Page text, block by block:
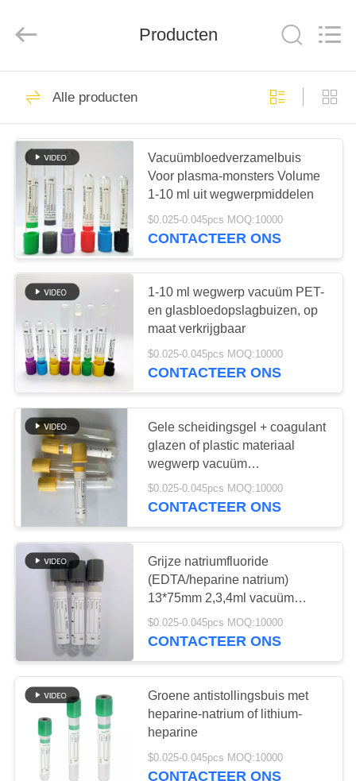
HUIS
PRODUCTEN
ONGEVEER
ONS
FABRIEKSREIS
KWALITEITSCONTROLE
CONTACTEER
ONS
VERZOEK
OM
EEN
CITAAT
SITEMAP
PRIVACY
POLICY
Devices
Bloed die Buis
verzamelen
De vacuümbuis van
de Bloedinzameling
52
De niet Vacuümbuis
van de
Bloedinzameling
25
De Buis van de
virusbemonstering
Producten
Alle producten
Vacuümbloedverzamelbuis
Voor plasma-monsters Volume
1-10 ml uit wegwerpmiddelen
$0.025-0.045pcs MOQ:10000
CONTACTEER ONS
1-10 ml wegwerp vacuüm PET-
en glasbloedopslagbuizen, op
maat verkrijgbaar
$0.025-0.045pcs MOQ:10000
CONTACTEER ONS
Gele scheidingsgel + coagulant
glazen of plastic materiaal
wegwerp vacuüm
verzamelbuis, gebruikt voor het
verkrijgen van serummonsters
$0.025-0.045pcs MOQ:10000
CONTACTEER ONS
Grijze natriumfluoride
(EDTA/heparine natrium)
13*75mm 2,3,4ml vacuüm
bloedafnamebuis voor de
bepaling van de
$0.025-0.045pcs MOQ:10000
CONTACTEER ONS
Groene antistollingsbuis met
heparine-natrium of lithium-
heparine
$0.025-0.045pcs MOQ:10000
CONTACTEER ONS